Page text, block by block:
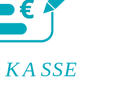
KA SSE